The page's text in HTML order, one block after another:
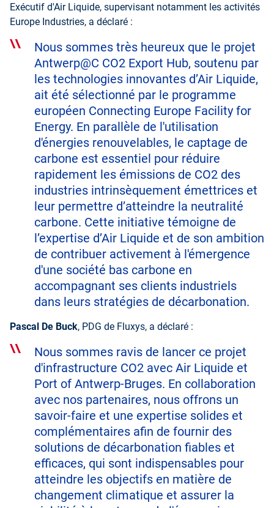
Exécutif d'Air Liquide, supervisant notamment les activités
Europe Industries, a déclaré :
Nous sommes très heureux que le projet
Antwerp@C CO2 Export Hub, soutenu par
les technologies innovantes d’Air Liquide,
ait été sélectionné par le programme
européen Connecting Europe Facility for
Energy. En parallèle de l'utilisation
d'énergies renouvelables, le captage de
carbone est essentiel pour réduire
rapidement les émissions de CO2 des
industries intrinsèquement émettrices et
leur permettre d’atteindre la neutralité
carbone. Cette initiative témoigne de
l’expertise d’Air Liquide et de son ambition
de contribuer activement à l'émergence
d'une société bas carbone en
accompagnant ses clients industriels
dans leurs stratégies de décarbonation.
Pascal De Buck, PDG de Fluxys, a déclaré :
Nous sommes ravis de lancer ce projet
d'infrastructure CO2 avec Air Liquide et
Port of Antwerp-Bruges. En collaboration
avec nos partenaires, nous offrons un
savoir-faire et une expertise solides et
complémentaires afin de fournir des
solutions de décarbonation fiables et
efficaces, qui sont indispensables pour
atteindre les objectifs en matière de
changement climatique et assurer la